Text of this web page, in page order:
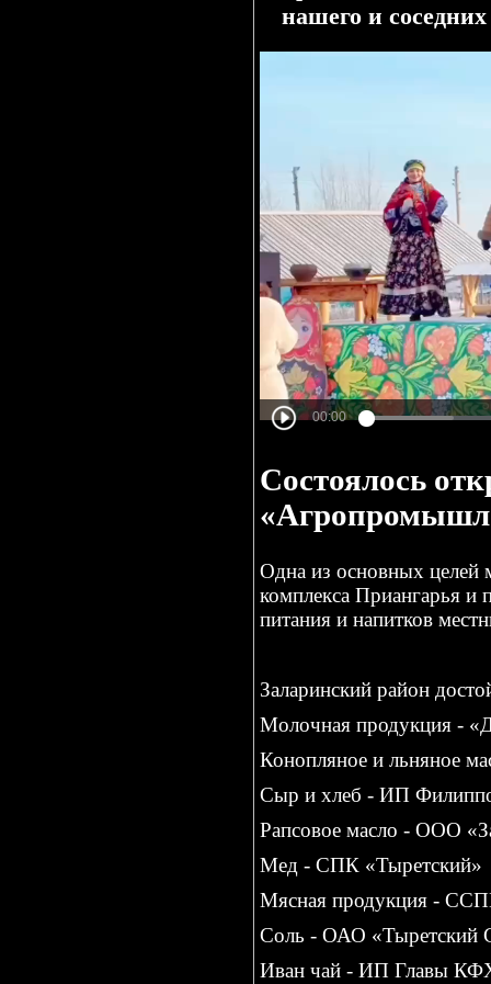
нашего и
Состоялось
Одна из основных целей
комплекса Приангарья и
питания и напитков
Заларинский район
Молочная продукция -
Конопляное и льняное
Сыр и хлеб - ИП
Рапсовое масло - ООО
Мед - СПК «Тыретский»
Мясная продукция -
Соль - ОАО «Тыретский
Иван чай - ИП Главы КФХ